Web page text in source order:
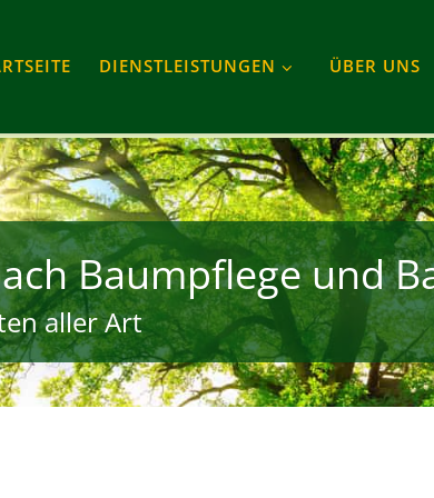
DIENSTLEISTUNGEN ÜBER UNS
Baumpflege und
aller Art